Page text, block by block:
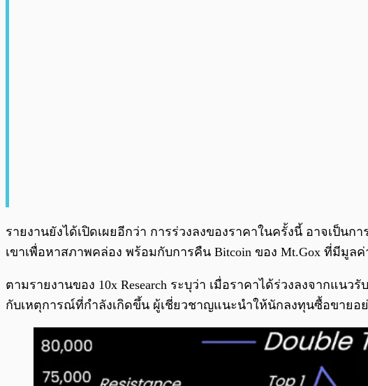
รายงานยังได้เปิดเผยอีกว่า การร่วงลงของราคาในครั้งนี้ อาจเป็น
เขาเพื่อหาสภาพคล่อง พร้อมกับการคืน Bitcoin ของ Mt.Gox ที่มีมูล
ตามรายงานของ 10x Research ระบุว่า เมื่อราคาได้ร่วงลงจากแ
กับเหตุการณ์ที่กำลังเกิดขึ้น ผู้เชี่ยวชาญแนะนำให้นักลงทุนซื้อขายอ